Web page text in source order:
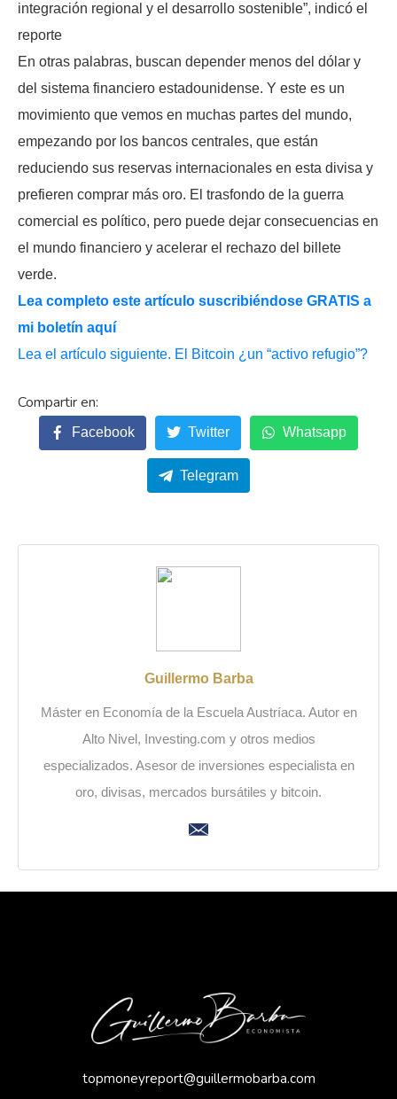
integración regional y el desarrollo sostenible”, indicó el
reporte
En otras palabras, buscan depender menos del dólar y
del sistema financiero estadounidense. Y este es un
movimiento que vemos en muchas partes del mundo,
empezando por los bancos centrales, que están
reduciendo sus reservas internacionales en esta divisa y
prefieren comprar más oro. El trasfondo de la guerra
comercial es político, pero puede dejar consecuencias en
el mundo financiero y acelerar el rechazo del billete
verde.
Lea completo este artículo suscribiéndose GRATIS a
mi boletín aquí
Lea el artículo siguiente. El Bitcoin ¿un “activo refugio”?
Facebook Twitter Whatsapp
Telegram
Guillermo Barba
Máster en Economía de la Escuela Austríaca. Autor en
Alto Nivel, Investing.com y otros medios
especializados. Asesor de inversiones especialista en
oro, divisas, mercados bursátiles y bitcoin.
topmoneyreport@guillermobarba.com